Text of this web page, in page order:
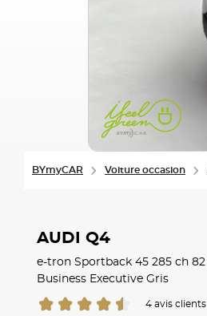
BYmyCAR Voiture occasion
AUDI Q4
e-tron Sportback 45 285 ch
Business Executive Gris
4 avis clients